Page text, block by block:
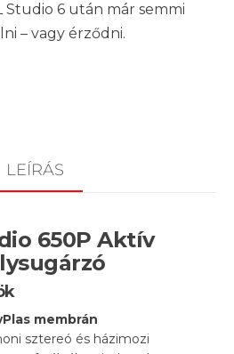
Studio 6 után már semmi
– vagy érződni.
LEÍRÁS
650P Aktív
membrán
sztereó és házimozi